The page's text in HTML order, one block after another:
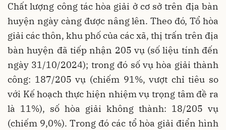
Chất lượng công tác hòa giải ở cơ sở trên địa bàn
huyện ngày càng được nâng lên. Theo đó, Tổ hòa
giải các thôn, khu phố của các xã, thị trấn trên địa
bàn huyện đã tiếp nhận 205 vụ (số liệu tính đến
ngày 31/10/2024); trong đó số vụ hòa giải thành
công: 187/205 vụ (chiếm 91%, vượt chỉ tiêu so
với Kế hoạch thực hiện nhiệm vụ trọng tâm đề ra
là 11%), số hòa giải không thành: 18/205 vụ
(chiếm 9,0%). Trong đó các tổ hòa giải điển hình